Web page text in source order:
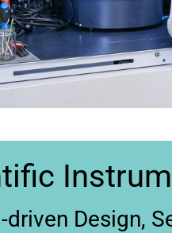
driven Design,